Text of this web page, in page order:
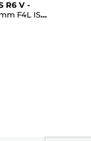
R6 V -
F4L IS